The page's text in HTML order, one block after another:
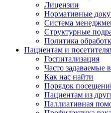
Лицензии
Нормативные
Система
Структурные
Политика
Пациентам и
Госпитализация
Часто задаваемые
Как нас найти
Порядок
Пациентам из
Паллиативная